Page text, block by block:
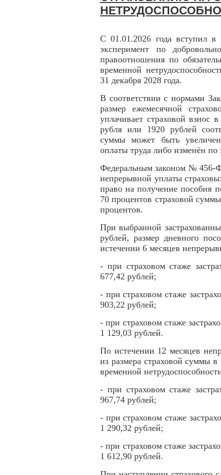
С 01.01.2026 года вступил
эксперимент по
правоотношения по
временной
31 декабря 2028 года.
В соответствии с нормами
размер ежемесячной
уплачивает страховой
рубля или 1920 рублей
суммы может быть
оплаты труда либо изменён по
Федеральным законом № 456-
непрерывной уплаты
право на получение пособия
70 процентов страховой
процентов.
При выбранной
рублей, размер дневного
истечении 6 месяцев
- при страховом стаже
677,42 рублей;
- при страховом стаже
903,22 рублей;
- при страховом стаже
1 129,03 рублей.
По истечении 12 месяцев
из размера страховой суммы
временной
- при страховом стаже
967,74 рублей;
- при страховом стаже
1 290,32 рублей;
- при страховом стаже
1 612,90 рублей.